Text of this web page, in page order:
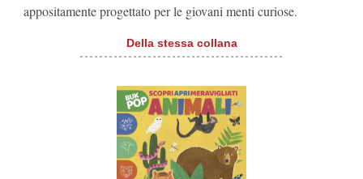
appositamente progettato per le giovani menti curiose.
Della stessa collana